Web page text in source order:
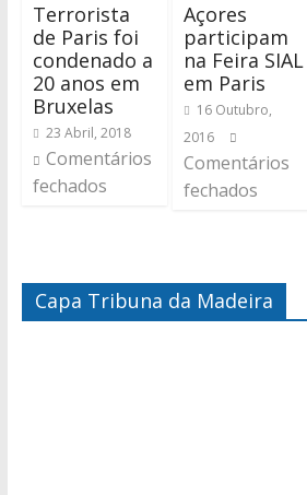
Terrorista
de Paris foi
condenado a
20 anos em
Bruxelas
23 Abril, 2018
Comentários
fechados
Açores
participam
na Feira SIAL
em Paris
16 Outubro,
2016
Comentários
fechados
Capa Tribuna da Madeira